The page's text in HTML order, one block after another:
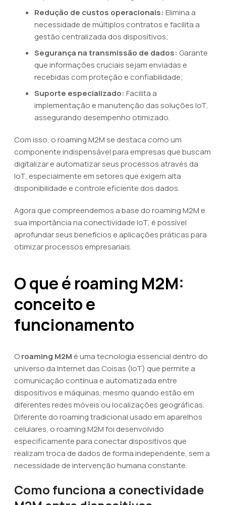
Redução de custos operacionais: Elimina a
necessidade de múltiplos contratos e facilita a
gestão centralizada dos dispositivos;
Segurança na transmissão de dados: Garante
que informações cruciais sejam enviadas e
recebidas com proteção e confiabilidade;
Suporte especializado: Facilita a
implementação e manutenção das soluções IoT,
assegurando desempenho otimizado.
Com isso, o roaming M2M se destaca como um
componente indispensável para empresas que buscam
digitalizar e automatizar seus processos através da
IoT, especialmente em setores que exigem alta
disponibilidade e controle eficiente dos dados.
Agora que compreendemos a base do roaming M2M e
sua importância na conectividade IoT, é possível
aprofundar seus benefícios e aplicações práticas para
otimizar processos empresariais.
O que é roaming M2M:
conceito e
funcionamento
Oroaming M2M é uma tecnologia essencial dentro do
universo da Internet das Coisas (IoT) que permite a
comunicação contínua e automatizada entre
dispositivos e máquinas, mesmo quando estão em
diferentes redes móveis ou localizações geográficas.
Diferente do roaming tradicional usado em aparelhos
celulares, o roaming M2M foi desenvolvido
especificamente para conectar dispositivos que
realizam troca de dados de forma independente, sem a
necessidade de intervenção humana constante.
Como funciona a conectividade